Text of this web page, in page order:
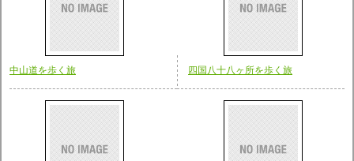
中山道を歩く旅 四国八十八ヶ所を歩く旅